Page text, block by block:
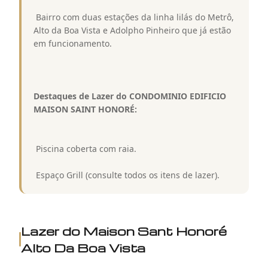
 Bairro com duas estações da linha lilás do Metrô,
Alto da Boa Vista e Adolpho Pinheiro que já estão
em funcionamento.
Destaques de Lazer do CONDOMINIO EDIFICIO
MAISON SAINT HONORÉ:
 Piscina coberta com raia.
 Espaço Grill (consulte todos os itens de lazer).
Lazer do Maison Sant Honoré
Alto Da Boa Vista